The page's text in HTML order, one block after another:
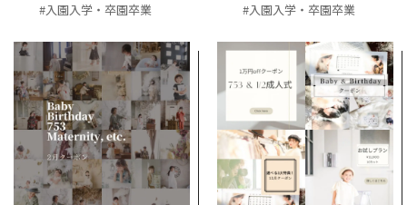
#入園入学・卒園卒業
#入園入学・卒園卒業